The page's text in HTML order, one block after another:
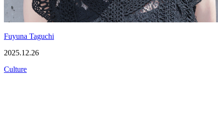
Fuyuna Taguchi
2025.12.26
Culture